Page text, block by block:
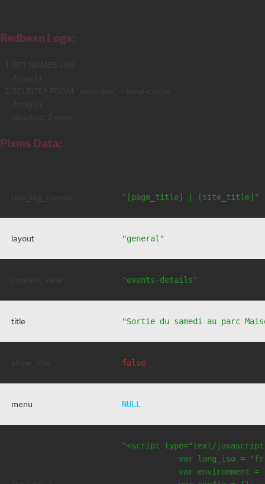
Redbean Logs:
Pixms Data:
"[page_title] | [site_title]"
layout "general"
"events-details"
title "Sortie du samedi au parc
false
menu NULL
"<script type="text/
var lang_iso =
var environment =